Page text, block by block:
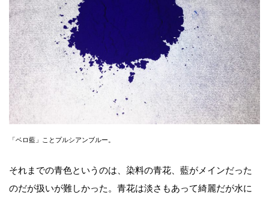
「ベロ藍」ことプルシアンブルー。
それまでの青色というのは、染料の青花、藍がメインだった
のだが扱いが難しかった。青花は淡さもあって綺麗だが水に